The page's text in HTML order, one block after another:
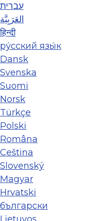
עברית
العَرَبِيَّة
हिन्दी
ру́сский язы́к
Dansk
Svenska
Suomi
Norsk
Türkçe
Polski
Româna
Ceština
Slovenský
Magyar
Hrvatski
български